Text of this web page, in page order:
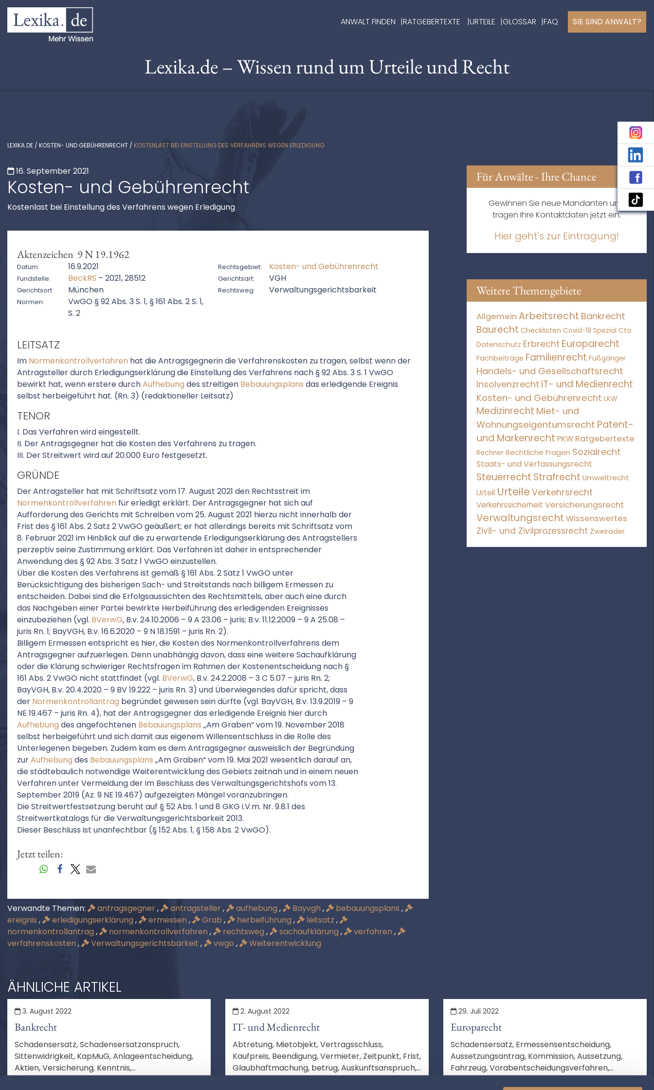
ANWALT FINDEN RATGEBERTEXTE URTEILE GLOSSAR FAQ SIE SIND ANWALT?
Lexika.de – Wissen rund um Urteile und Recht
LEXIKA.DE / KOSTEN- UND GEBÜHRENRECHT / KOSTENLAST BEI EINSTELLUNG DES VERFAHRENS WEGEN ERLEDIGUNG
16. September 2021
Kosten- und Gebührenrecht
Kostenlast bei Einstellung des Verfahrens wegen Erledigung
Aktenzeichen 9 N 19.1962
Datum: 16.9.2021 Rechtsgebiet: Kosten- und Gebührenrecht
Fundstelle: BeckRS – 2021, 28512 Gerichtsart: VGH
Gerichtsort: München Rechtsweg: Verwaltungsgerichtsbarkeit
Normen:
VwGO § 92 Abs. 3 S. 1, § 161 Abs. 2 S. 1,
S. 2
LEITSATZ
Im Normenkontrollverfahren hat die Antragsgegnerin die Verfahrenskosten zu tragen, selbst wenn der
Antragsteller durch Erledigungserklärung die Einstellung des Verfahrens nach § 92 Abs. 3 S. 1 VwGO
bewirkt hat, wenn erstere durchAufhebung des streitigen Bebauungsplans das erledigende Ereignis
selbst herbeigeführt hat. (Rn. 3) (redaktioneller Leitsatz)
TENOR
I. Das Verfahren wird eingestellt.
II. Der Antragsgegner hat die Kosten des Verfahrens zu tragen.
III. Der Streitwert wird auf 20.000 Euro festgesetzt.
GRÜNDE
Der Antragsteller hat mit Schriftsatz vom 17. August 2021 den Rechtsstreit im
Normenkontrollverfahren für erledigt erklärt. Der Antragsgegner hat sich auf
Aufforderung des Gerichts mit Schreiben vom 25. August 2021 hierzu nicht innerhalb der
Frist des § 161 Abs. 2 Satz 2 VwGO geäußert; er hat allerdings bereits mit Schriftsatz vom
8. Februar 2021 im Hinblick auf die zu erwartende Erledigungserklärung des Antragstellers
perzeptiv seine Zustimmung erklärt. Das Verfahren ist daher in entsprechender
Anwendung des § 92 Abs. 3 Satz 1 VwGO einzustellen.
Über die Kosten des Verfahrens ist gemäß § 161 Abs. 2 Satz 1 VwGO unter
Berücksichtigung des bisherigen Sach- und Streitstands nach billigem Ermessen zu
entscheiden. Dabei sind die Erfolgsaussichten des Rechtsmittels, aber auch eine durch
das Nachgeben einer Partei bewirkte Herbeiführung des erledigenden Ereignisses
einzubeziehen (vgl. BVerwG, B.v. 24.10.2006 – 9 A 23.06 – juris; B.v. 11.12.2009 – 9 A 25.08 –
juris Rn. 1; BayVGH, B.v. 16.6.2020 – 9 N 18.1591 – juris Rn. 2).
Billigem Ermessen entspricht es hier, die Kosten des Normenkontrollverfahrens dem
Antragsgegner aufzuerlegen. Denn unabhängig davon, dass eine weitere Sachaufklärung
oder die Klärung schwieriger Rechtsfragen im Rahmen der Kostenentscheidung nach §
161 Abs. 2 VwGO nicht stattfindet (vgl. BVerwG, B.v. 24.2.2008 – 3 C 5.07 – juris Rn. 2;
BayVGH, B.v. 20.4.2020 – 9 BV 19.222 – juris Rn. 3) und Überwiegendes dafür spricht, dass
der Normenkontrollantrag begründet gewesen sein dürfte (vgl. BayVGH, B.v. 13.9.2019 – 9
NE 19.467 – juris Rn. 4), hat der Antragsgegner das erledigende Ereignis hier durch
Aufhebung des angefochtenen Bebauungsplans „Am Graben“ vom 19. November 2018
selbst herbeigeführt und sich damit aus eigenem Willensentschluss in die Rolle des
Unterlegenen begeben. Zudem kam es dem Antragsgegner ausweislich der Begründung
zurAufhebung des Bebauungsplans „Am Graben“ vom 19. Mai 2021 wesentlich darauf an,
die städtebaulich notwendige Weiterentwicklung des Gebiets zeitnah und in einem neuen
Verfahren unter Vermeidung der im Beschluss des Verwaltungsgerichtshofs vom 13.
September 2019 (Az. 9 NE 19.467) aufgezeigten Mängel voranzubringen.
Die Streitwertfestsetzung beruht auf § 52 Abs. 1 und 8 GKG i.V.m. Nr. 9.8.1 des
Streitwertkatalogs für die Verwaltungsgerichtsbarkeit 2013.
Dieser Beschluss ist unanfechtbar (§ 152 Abs. 1, § 158 Abs. 2 VwGO).
Jetzt teilen:
Verwandte Themen: antragsgegner, antragsteller, aufhebung , Bayvgh , bebauungsplans ,
ereignis , erledigungserklärung , ermessen , Grab , herbeiführung , leitsatz ,
normenkontrollantrag , normenkontrollverfahren , rechtsweg , sachaufklärung , verfahren ,
verfahrenskosten , Verwaltungsgerichtsbarkeit , vwgo , Weiterentwicklung
Für Anwälte - Ihre Chance
Gewinnen Sie neue Mandanten und
tragen Ihre Kontaktdaten jetzt ein.
Hier geht's zur Eintragung!
Weitere Themengebiete
Allgemein Arbeitsrecht Bankrecht
Baurecht Checklisten Covid-19 Spezial Cta
Datenschutz Erbrecht Europarecht
Fachbeiträge Familienrecht Fußgänger
Handels- und Gesellschaftsrecht
Insolvenzrecht IT- und Medienrecht
Kosten- und Gebührenrecht LKW
Medizinrecht Miet- und
Wohnungseigentumsrecht Patent-
und Markenrecht PKW Ratgebertexte
Rechner Rechtliche Fragen Sozialrecht
Staats- und Verfassungsrecht
Steuerrecht Strafrecht Umweltrecht
Urteil Urteile Verkehrsrecht
Verkehrssicherheit Versicherungsrecht
Verwaltungsrecht Wissenswertes
Zivil- und Zivilprozessrecht Zweiräder
ÄHNLICHE ARTIKEL
3. August 2022
Bankrecht
Schadensersatz, Schadensersatzanspruch,
Sittenwidrigkeit, KapMuG, Anlageentscheidung,
Aktien, Versicherung, Kenntnis,
2. August 2022
IT- und Medienrecht
Abtretung, Mietobjekt, Vertragsschluss,
Kaufpreis, Beendigung, Vermieter, Zeitpunkt, Frist,
Glaubhaftmachung, betrug, Auskunftsanspruch,
29. Juli 2022
Europarecht
Schadensersatz, Ermessensentscheidung,
Aussetzungsantrag, Kommission, Aussetzung,
Fahrzeug, Vorabentscheidungsverfahren,